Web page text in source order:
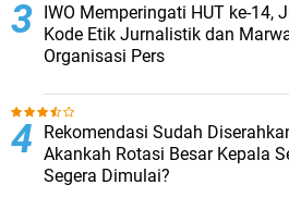
IWO Memperingati HUT ke-14,
Kode Etik Jurnalistik dan
Organisasi Pers
Rekomendasi Sudah
Akankah Rotasi Besar Kepala
Segera Dimulai?